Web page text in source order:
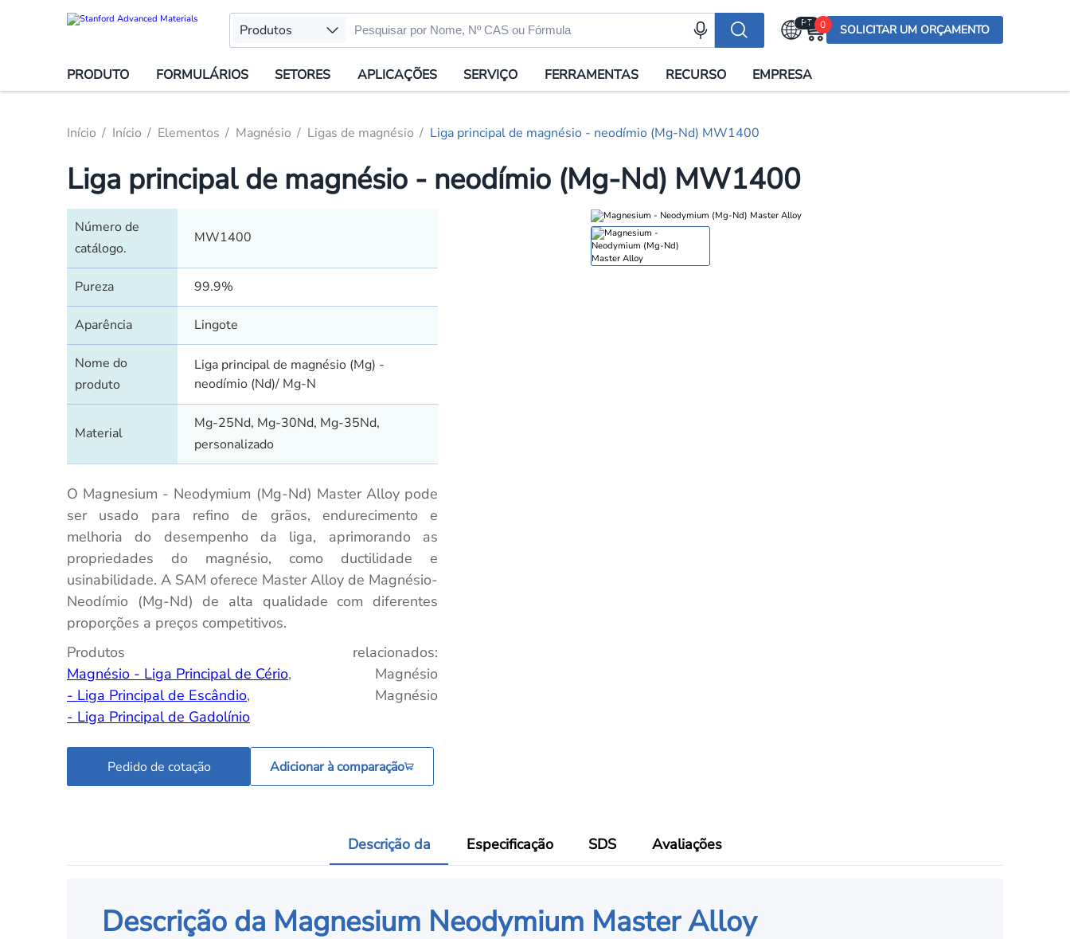
Produtos PT
English (US)
Deutsch
Français
Italiano
0 SOLICITAR UM ORÇAMENTO
PRODUTO FORMULÁRIOS SETORES APLICAÇÕES SERVIÇO FERRAMENTAS RECURSO EMPRESA
Início Início Elementos Magnésio Ligas de magnésio Liga principal de magnésio - neodímio (Mg-Nd) MW1400
Liga principal de magnésio - neodímio (Mg-Nd) MW1400
Número de
catálogo.
MW1400
Pureza 99.9%
Aparência Lingote
Nome do
produto
Liga principal de magnésio (Mg) -
neodímio (Nd)/ Mg-N
Material
Mg-25Nd, Mg-30Nd, Mg-35Nd,
personalizado
O Magnesium - Neodymium (Mg-Nd) Master Alloy pode
ser usado para refino de grãos, endurecimento e
melhoria do desempenho da liga, aprimorando as
propriedades do magnésio, como ductilidade e
usinabilidade. A SAM oferece Master Alloy de Magnésio-
Neodímio (Mg-Nd) de alta qualidade com diferentes
proporções a preços competitivos.
Produtos relacionados:
Magnésio - Liga Principal de Cério, Magnésio
- Liga Principal de Escândio, Magnésio
- Liga Principal de Gadolínio
Pedido de cotação Adicionar à comparação
Descrição da Especificação SDS Avaliações
Descrição da Magnesium Neodymium Master Alloy